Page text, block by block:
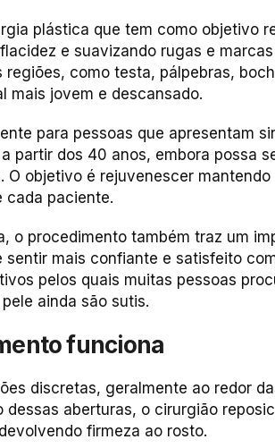
plástica que tem como objetivo
e suavizando rugas e
regiões, como testa, pálpebras,
mais jovem e descansado.
para pessoas que apresentam
partir dos 40 anos, embora possa
O objetivo é rejuvenescer
cada paciente.
o procedimento também traz um
sentir mais confiante e satisfeito
pelos quais muitas pessoas
ainda são sutis.
funciona
discretas, geralmente ao redor
dessas aberturas, o cirurgião
firmeza ao rosto.